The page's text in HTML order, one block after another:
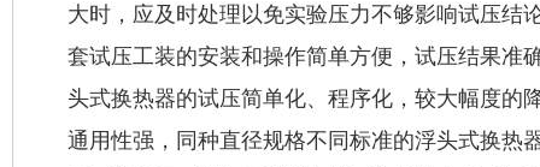
大时，应及时处理以免实验压力不够影响试压
套试压工装的安装和操作简单方便，试压结果准
头式换热器的试压简单化、程序化，较大幅度
通用性强，同种直径规格不同标准的浮头式换热